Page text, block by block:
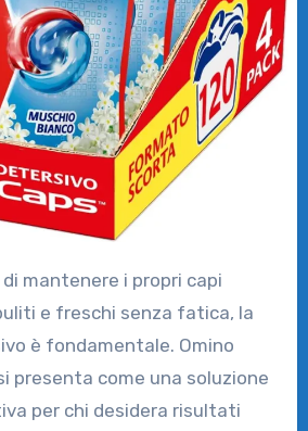
e freschi senza fatica, la
è fondamentale. Omino
presenta come una soluzione
per chi desidera risultati